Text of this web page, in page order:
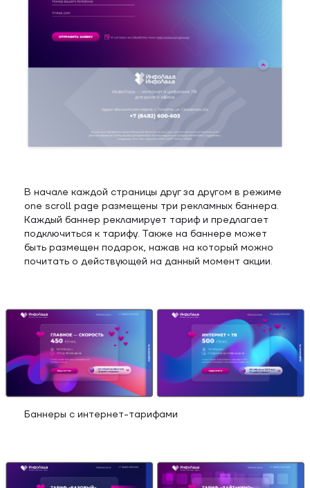
В начале каждой страницы друг за другом в режиме
one scroll page размещены три рекламных баннера.
Каждый баннер рекламирует тариф и предлагает
подключиться к тарифу. Также на баннере может
быть размещен подарок, нажав на который можно
почитать о действующей на данный момент акции.
Баннеры с интернет-тарифами